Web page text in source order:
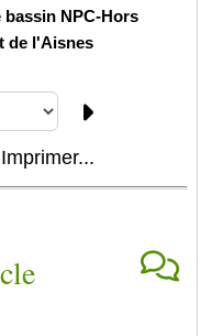
bassin NPC-Hors
de l'Aisnes